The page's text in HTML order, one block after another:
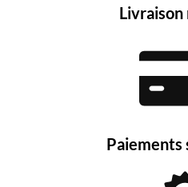
Livraison
Paiements